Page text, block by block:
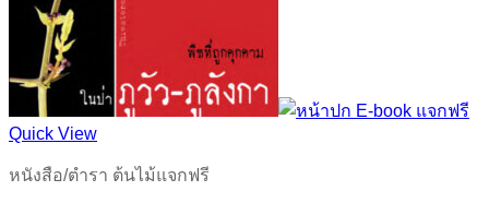
Quick View
หนังสือ/ตำรา ต้นไม้แจกฟรี